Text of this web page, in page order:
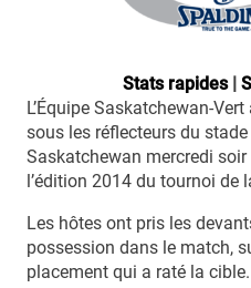
Stats rapides |
L’Équipe Saskatchewan-
sous les réflecteurs du
Saskatchewan mercredi
l’édition 2014 du tournoi de
Les hôtes ont pris les
possession dans le match,
placement qui a raté la